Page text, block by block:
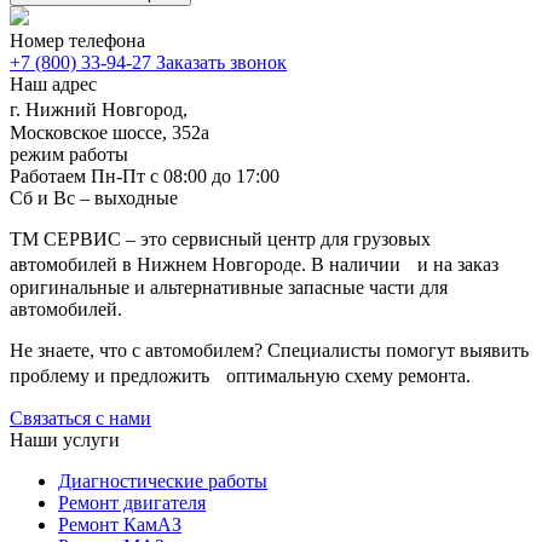
восстановление стрелы и её секций, устранение люфтов;
обслуживание узлов управления и электрики;
проверка крана под рабочей нагрузкой;
финальная регулировка, чтобы техника работала ровно.
Когда достаточно обслуживания, а
когда нужна замена
Иногда клиент приезжает с запросом «поменяйте всё», потому
что боится повторного простоя. Но в реальности часть узлов
может быть работоспособна: например, распределитель
исправен, а проблему дают изношенные манжеты или подсос
воздуха в линии. В других случаях экономия выглядит
сомнительно: если шток уже с рисками, то подтянуть его не
получится, и замена будет честнее, чем повторный ремонт
через месяц. Мы объясняем такие моменты на месте, чтобы
решение было осознанным.
От чего зависит стоимость и сроки
На цену влияют модель установки, степень износа,
доступность деталей и объём работ. Один и тот же
манипулятор может требовать либо быстрой замены пары
Номер телефона
+7 (800) 33-94-27 Заказать звонок
Наш адрес
г. Нижний Новгород,
Московское шоссе, 352а
режим работы
Работаем Пн-Пт с 08:00 до 17:00
Сб и Вс – выходные
ТМ СЕРВИС – это сервисный центр для грузовых
автомобилей в Нижнем Новгороде. В наличии и на заказ
оригинальные и альтернативные запасные части для
автомобилей.
Не знаете, что с автомобилем? Специалисты помогут выявить
проблему и предложить оптимальную схему ремонта.
Связаться с нами
Наши услуги
Диагностические работы
Ремонт двигателя
Ремонт КамАЗ